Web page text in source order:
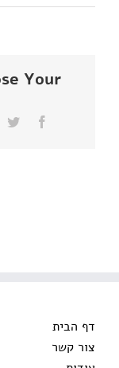
Your
דף הבית
צור קשר